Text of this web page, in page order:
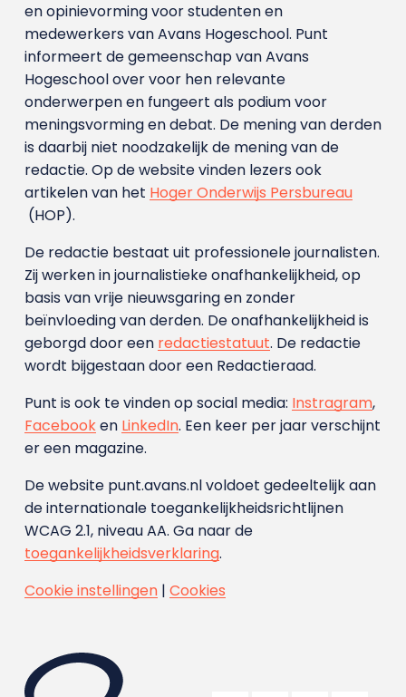
en opinievorming voor studenten en
medewerkers van Avans Hoge­school. Punt
informeert de gemeenschap van Avans
Hogeschool over voor hen relevante
onderwerpen en fungeert als podium voor
meningsvorming en debat. De mening van derden
is daarbij niet noodzakelijk de mening van de
redactie. Op de website vinden lezers ook
artikelen van het Hoger Onderwijs Persbureau
(HOP).
De redactie bestaat uit professionele journalisten.
Zij werken in journalistieke onafhankelijkheid, op
basis van vrije nieuwsgaring en zonder
beïnvloeding van derden. De onafhankelijkheid is
geborgd door een redactiestatuut. De redactie
wordt bijgestaan door een Redactieraad.
Punt is ook te vinden op social media: Instragram,
Facebooken LinkedIn. Een keer per jaar verschijnt
er een magazine.
De website punt.avans.nl voldoet gedeeltelijk aan
de internationale toegankelijkheidsrichtlijnen
WCAG 2.1, niveau AA. Ga naar de
toegankelijkheidsverklaring.
Cookie instellingen| Cookies